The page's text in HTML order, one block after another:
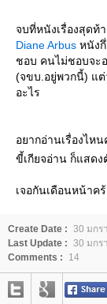
จบที่หนังเรื่องสุดท้
Diane Arbus หนัง
ชอบ คนไม่ชอบจะ
(จขบ.อยู่พวกนี้) แต่
อะไร
อยากอ่านเรื่องไห
ขี้เกียจอ่าน ก็แสด
เจอกันเดือนหน้าค
Create Date : 30 มกร
Last Update : 30 มกร
Comments :
14